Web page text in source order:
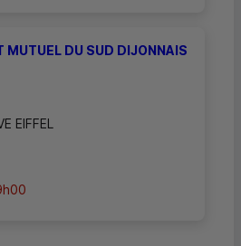
MUTUEL DU SUD DIJONNAIS
EIFFEL